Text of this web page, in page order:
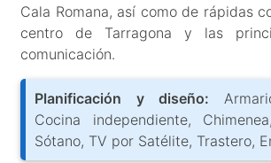
Cala Romana, así como de rápidas
centro de Tarragona y las
comunicación.
Planificación y diseño:
Cocina independiente,
Sótano, TV por Satélite, Trastero,